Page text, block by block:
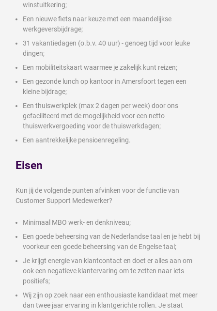
winstuitkering;
Een nieuwe fiets naar keuze met een maandelijkse
werkgeversbijdrage;
31 vakantiedagen (o.b.v. 40 uur) - genoeg tijd voor leuke
dingen;
Een mobiliteitskaart waarmee je zakelijk kunt reizen;
Een gezonde lunch op kantoor in Amersfoort tegen een
kleine bijdrage;
Een thuiswerkplek (max 2 dagen per week) door ons
gefaciliteerd met de mogelijkheid voor een netto
thuiswerkvergoeding voor de thuiswerkdagen;
Een aantrekkelijke pensioenregeling.
Eisen
Kun jij de volgende punten afvinken voor de functie van
Customer Support Medewerker?
Minimaal MBO werk- en denkniveau;
Een goede beheersing van de Nederlandse taal en je hebt bij
voorkeur een goede beheersing van de Engelse taal;
Je krijgt energie van klantcontact en doet er alles aan om
ook een negatieve klantervaring om te zetten naar iets
positiefs;
Wij zijn op zoek naar een enthousiaste kandidaat met meer
dan twee jaar ervaring in klantgerichte rollen. Je staat